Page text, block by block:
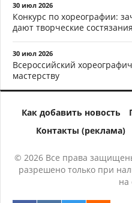
30 июл 2026
Конкурс по хореографии:
дают творческие состязания
30 июл 2026
Всероссийский
мастерству
Как добавить новость
Контакты (реклама)
© 2026 Все права
разрешено только при
на